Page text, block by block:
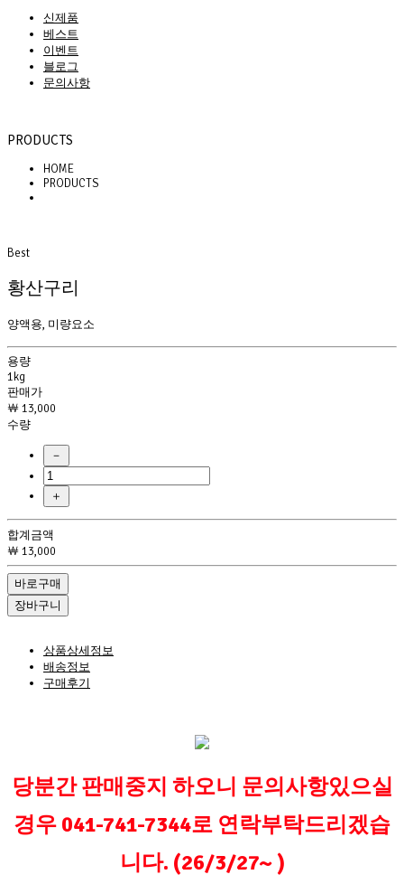
신제품
베스트
이벤트
블로그
문의사항
PRODUCTS
HOME
PRODUCTS
Best
황산구리
양액용, 미량요소
용량
1kg
판매가
￦ 13,000
수량
－
＋
합계금액
￦ 13,000
바로구매
장바구니
상품상세정보
배송정보
구매후기
당분간 판매중지 하오니 문의사항있으실
경우 041-741-7344로 연락부탁드리겠습
니다. (26/3/27~ )